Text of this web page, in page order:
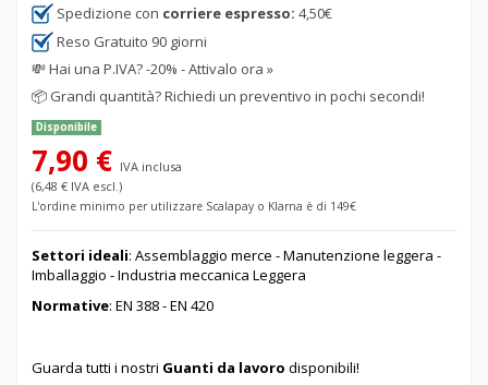
Spedizione con corriere espresso: 4,50€
Reso Gratuito 90 giorni
💸Hai una P.IVA? -20% - Attivalo ora »
📦 Grandi quantità? Richiedi un preventivo in pochi secondi!
Disponibile
7,90 € IVA inclusa
(6,48 € IVA escl.)
L'ordine minimo per utilizzare Scalapay o Klarna è di 149€
Settori ideali: Assemblaggio merce - Manutenzione leggera -
Imballaggio - Industria meccanica Leggera
Normative: EN 388 - EN 420
Guarda tutti i nostri Guanti da lavoro disponibili!